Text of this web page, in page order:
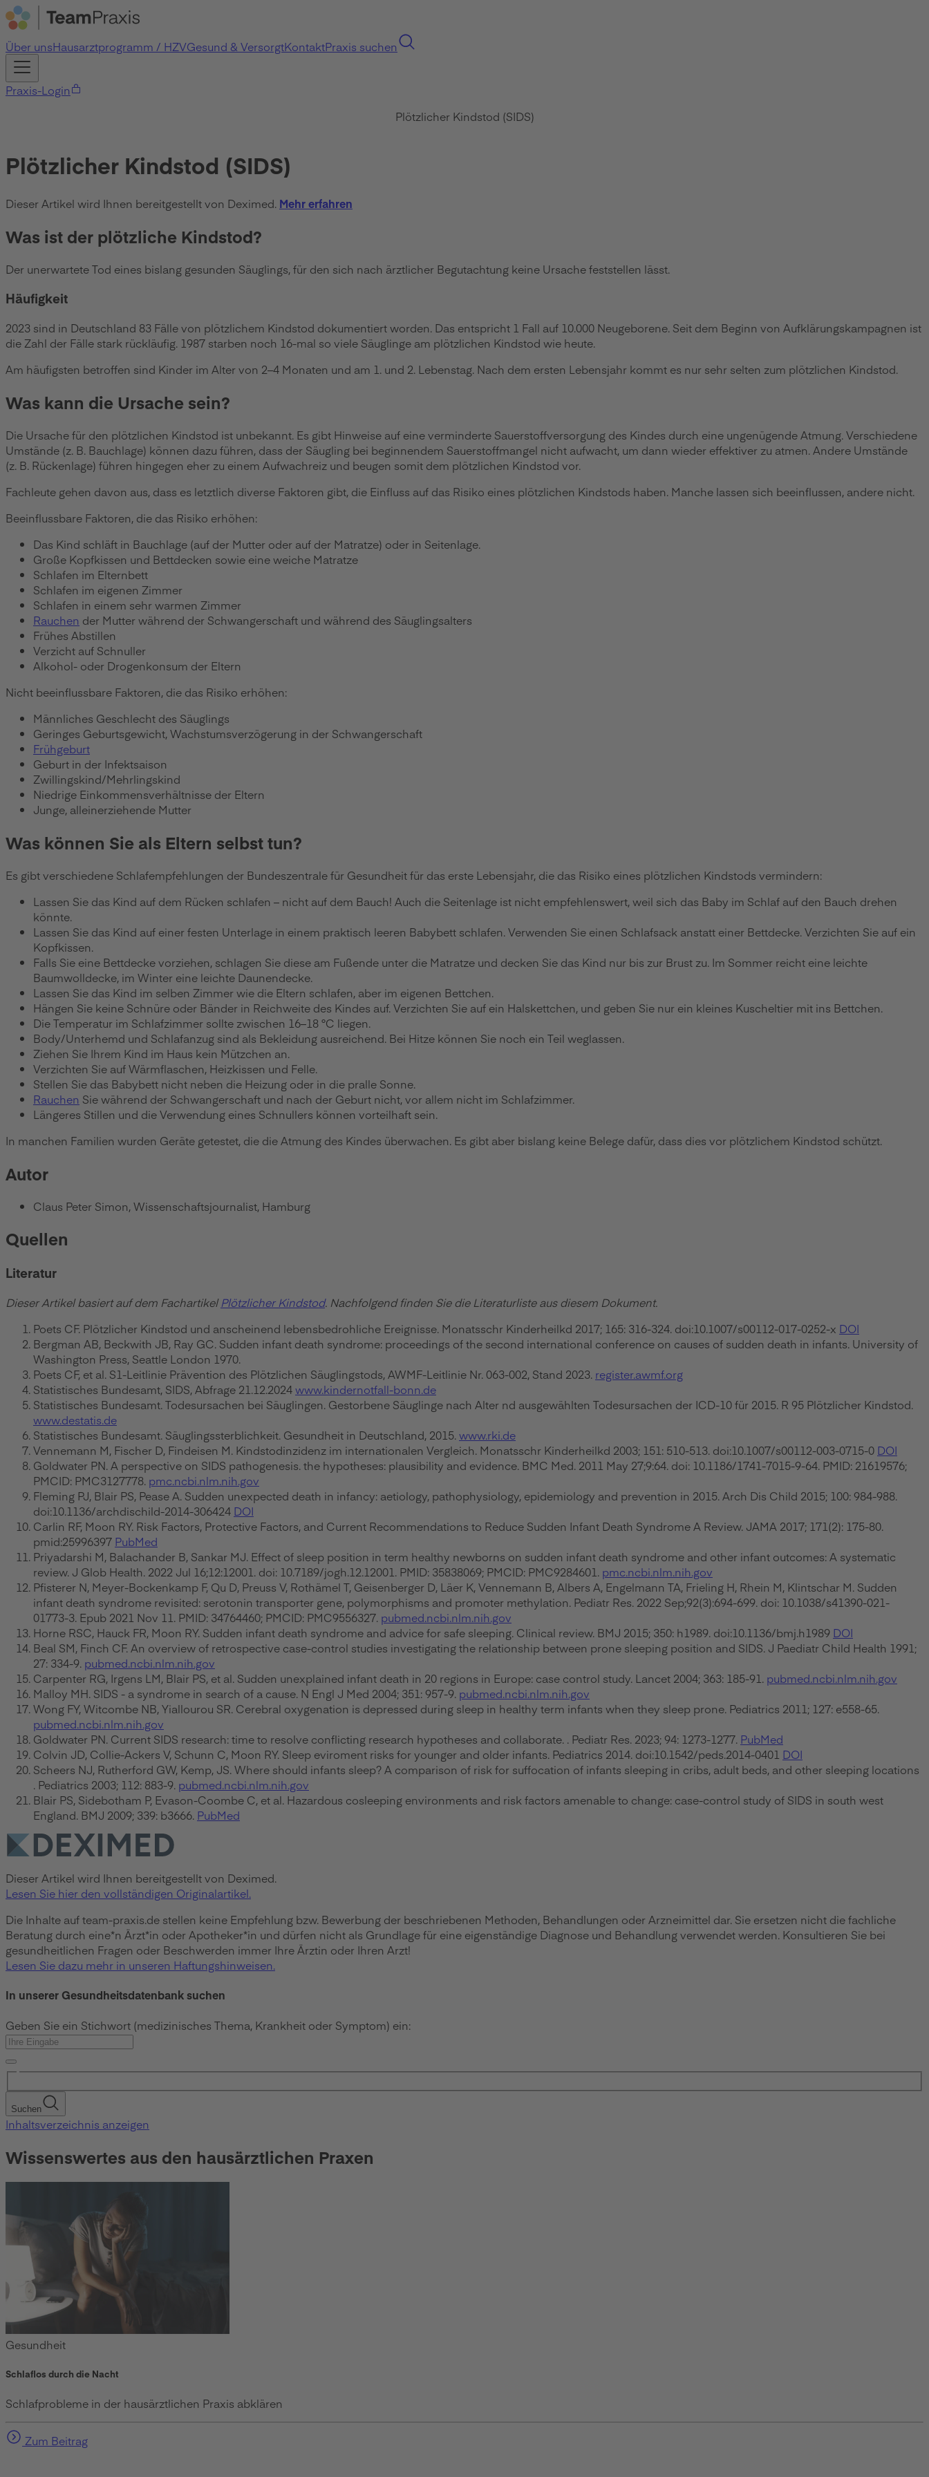
Über unsHausarztprogramm / HZVGesund & VersorgtKontaktPraxis suchen
Praxis-Login
Plötzlicher Kindstod (SIDS)
Plötzlicher Kindstod (SIDS)
Dieser Artikel wird Ihnen bereitgestellt von Deximed. Mehr erfahren
Was ist der plötzliche Kindstod?
Der unerwartete Tod eines bislang gesunden Säuglings, für den sich nach ärztlicher Begutachtung keine Ursache feststellen lässt.
Häufigkeit
2023 sind in Deutschland 83 Fälle von plötzlichem Kindstod dokumentiert worden. Das entspricht 1 Fall auf 10.000 Neugeborene. Seit dem Beginn von Aufklärungskampagnen ist
die Zahl der Fälle stark rückläufig. 1987 starben noch 16-mal so viele Säuglinge am plötzlichen Kindstod wie heute.
Am häufigsten betroffen sind Kinder im Alter von 2–4 Monaten und am 1. und 2. Lebenstag. Nach dem ersten Lebensjahr kommt es nur sehr selten zum plötzlichen Kindstod.
Was kann die Ursache sein?
Die Ursache für den plötzlichen Kindstod ist unbekannt. Es gibt Hinweise auf eine verminderte Sauerstoffversorgung des Kindes durch eine ungenügende Atmung. Verschiedene
Umstände (z. B. Bauchlage) können dazu führen, dass der Säugling bei beginnendem Sauerstoffmangel nicht aufwacht, um dann wieder effektiver zu atmen. Andere Umstände
(z. B. Rückenlage) führen hingegen eher zu einem Aufwachreiz und beugen somit dem plötzlichen Kindstod vor.
Fachleute gehen davon aus, dass es letztlich diverse Faktoren gibt, die Einfluss auf das Risiko eines plötzlichen Kindstods haben. Manche lassen sich beeinflussen, andere nicht.
Beeinflussbare Faktoren, die das Risiko erhöhen:
Das Kind schläft in Bauchlage (auf der Mutter oder auf der Matratze) oder in Seitenlage.
Große Kopfkissen und Bettdecken sowie eine weiche Matratze
Schlafen im Elternbett
Schlafen im eigenen Zimmer
Schlafen in einem sehr warmen Zimmer
Rauchen der Mutter während der Schwangerschaft und während des Säuglingsalters
Frühes Abstillen
Verzicht auf Schnuller
Alkohol- oder Drogenkonsum der Eltern
Nicht beeinflussbare Faktoren, die das Risiko erhöhen:
Männliches Geschlecht des Säuglings
Geringes Geburtsgewicht, Wachstumsverzögerung in der Schwangerschaft
Frühgeburt
Geburt in der Infektsaison
Zwillingskind/Mehrlingskind
Niedrige Einkommensverhältnisse der Eltern
Junge, alleinerziehende Mutter
Was können Sie als Eltern selbst tun?
Es gibt verschiedene Schlafempfehlungen der Bundeszentrale für Gesundheit für das erste Lebensjahr, die das Risiko eines plötzlichen Kindstods vermindern:
Lassen Sie das Kind auf dem Rücken schlafen – nicht auf dem Bauch! Auch die Seitenlage ist nicht empfehlenswert, weil sich das Baby im Schlaf auf den Bauch drehen
könnte.
Lassen Sie das Kind auf einer festen Unterlage in einem praktisch leeren Babybett schlafen. Verwenden Sie einen Schlafsack anstatt einer Bettdecke. Verzichten Sie auf ein
Kopfkissen.
Falls Sie eine Bettdecke vorziehen, schlagen Sie diese am Fußende unter die Matratze und decken Sie das Kind nur bis zur Brust zu. Im Sommer reicht eine leichte
Baumwolldecke, im Winter eine leichte Daunendecke.
Lassen Sie das Kind im selben Zimmer wie die Eltern schlafen, aber im eigenen Bettchen.
Hängen Sie keine Schnüre oder Bänder in Reichweite des Kindes auf. Verzichten Sie auf ein Halskettchen, und geben Sie nur ein kleines Kuscheltier mit ins Bettchen.
Die Temperatur im Schlafzimmer sollte zwischen 16–18 °C liegen.
Body/Unterhemd und Schlafanzug sind als Bekleidung ausreichend. Bei Hitze können Sie noch ein Teil weglassen.
Ziehen Sie Ihrem Kind im Haus kein Mützchen an.
Verzichten Sie auf Wärmflaschen, Heizkissen und Felle.
Stellen Sie das Babybett nicht neben die Heizung oder in die pralle Sonne.
Rauchen Sie während der Schwangerschaft und nach der Geburt nicht, vor allem nicht im Schlafzimmer.
Längeres Stillen und die Verwendung eines Schnullers können vorteilhaft sein.
In manchen Familien wurden Geräte getestet, die die Atmung des Kindes überwachen. Es gibt aber bislang keine Belege dafür, dass dies vor plötzlichem Kindstod schützt.
Autor
Claus Peter Simon, Wissenschaftsjournalist, Hamburg
Quellen
Literatur
Dieser Artikel basiert auf dem FachartikelPlötzlicher Kindstod. Nachfolgend finden Sie die Literaturliste aus diesem Dokument.
Poets CF. Plötzlicher Kindstod und anscheinend lebensbedrohliche Ereignisse. Monatsschr Kinderheilkd 2017; 165: 316-324. doi:10.1007/s00112-017-0252-x DOI
Bergman AB, Beckwith JB, Ray GC. Sudden infant death syndrome: proceedings of the second international conference on causes of sudden death in infants. University of
Washington Press, Seattle London 1970.
Poets CF, et al. S1-Leitlinie Prävention des Plötzlichen Säuglingstods, AWMF-Leitlinie Nr. 063-002, Stand 2023. register.awmf.org
Statistisches Bundesamt, SIDS, Abfrage 21.12.2024www.kindernotfall-bonn.de
Statistisches Bundesamt. Todesursachen bei Säuglingen. Gestorbene Säuglinge nach Alter nd ausgewählten Todesursachen der ICD-10 für 2015. R 95 Plötzlicher Kindstod.
www.destatis.de
Statistisches Bundesamt. Säuglingssterblichkeit. Gesundheit in Deutschland, 2015. www.rki.de
Vennemann M, Fischer D, Findeisen M. Kindstodinzidenz im internationalen Vergleich. Monatsschr Kinderheilkd 2003; 151: 510-513. doi:10.1007/s00112-003-0715-0 DOI
Goldwater PN. A perspective on SIDS pathogenesis. the hypotheses: plausibility and evidence. BMC Med. 2011 May 27;9:64. doi: 10.1186/1741-7015-9-64. PMID: 21619576;
PMCID: PMC3127778. pmc.ncbi.nlm.nih.gov
Fleming PJ, Blair PS, Pease A. Sudden unexpected death in infancy: aetiology, pathophysiology, epidemiology and prevention in 2015. Arch Dis Child 2015; 100: 984-988.
doi:10.1136/archdischild-2014-306424 DOI
Carlin RF, Moon RY. Risk Factors, Protective Factors, and Current Recommendations to Reduce Sudden Infant Death Syndrome A Review. JAMA 2017; 171(2): 175-80.
pmid:25996397 PubMed
Priyadarshi M, Balachander B, Sankar MJ. Effect of sleep position in term healthy newborns on sudden infant death syndrome and other infant outcomes: A systematic
review. J Glob Health. 2022 Jul 16;12:12001. doi: 10.7189/jogh.12.12001. PMID: 35838069; PMCID: PMC9284601. pmc.ncbi.nlm.nih.gov
Pfisterer N, Meyer-Bockenkamp F, Qu D, Preuss V, Rothämel T, Geisenberger D, Läer K, Vennemann B, Albers A, Engelmann TA, Frieling H, Rhein M, Klintschar M. Sudden
infant death syndrome revisited: serotonin transporter gene, polymorphisms and promoter methylation. Pediatr Res. 2022 Sep;92(3):694-699. doi: 10.1038/s41390-021-
01773-3. Epub 2021 Nov 11. PMID: 34764460; PMCID: PMC9556327. pubmed.ncbi.nlm.nih.gov
Horne RSC, Hauck FR, Moon RY. Sudden infant death syndrome and advice for safe sleeping. Clinical review. BMJ 2015; 350: h1989. doi:10.1136/bmj.h1989 DOI
Beal SM, Finch CF. An overview of retrospective case-control studies investigating the relationship between prone sleeping position and SIDS. J Paediatr Child Health 1991;
27: 334-9. pubmed.ncbi.nlm.nih.gov
Carpenter RG, Irgens LM, Blair PS, et al. Sudden unexplained infant death in 20 regions in Europe: case control study. Lancet 2004; 363: 185-91. pubmed.ncbi.nlm.nih.gov
Malloy MH. SIDS - a syndrome in search of a cause. N Engl J Med 2004; 351: 957-9. pubmed.ncbi.nlm.nih.gov
Wong FY, Witcombe NB, Yiallourou SR. Cerebral oxygenation is depressed during sleep in healthy term infants when they sleep prone. Pediatrics 2011; 127: e558-65.
pubmed.ncbi.nlm.nih.gov
Goldwater PN. Current SIDS research: time to resolve conflicting research hypotheses and collaborate. . Pediatr Res. 2023; 94: 1273-1277. PubMed
Colvin JD, Collie-Ackers V, Schunn C, Moon RY. Sleep eviroment risks for younger and older infants. Pediatrics 2014. doi:10.1542/peds.2014-0401 DOI
Scheers NJ, Rutherford GW, Kemp, JS. Where should infants sleep? A comparison of risk for suffocation of infants sleeping in cribs, adult beds, and other sleeping locations
. Pediatrics 2003; 112: 883-9. pubmed.ncbi.nlm.nih.gov
Blair PS, Sidebotham P, Evason-Coombe C, et al. Hazardous cosleeping environments and risk factors amenable to change: case-control study of SIDS in south west
England. BMJ 2009; 339: b3666. PubMed
Dieser Artikel wird Ihnen bereitgestellt von Deximed.
Lesen Sie hier den vollständigen Originalartikel.
Die Inhalte auf team-praxis.de stellen keine Empfehlung bzw. Bewerbung der beschriebenen Methoden, Behandlungen oder Arzneimittel dar. Sie ersetzen nicht die fachliche
Beratung durch eine*n Ärzt*in oder Apotheker*in und dürfen nicht als Grundlage für eine eigenständige Diagnose und Behandlung verwendet werden. Konsultieren Sie bei
gesundheitlichen Fragen oder Beschwerden immer Ihre Ärztin oder Ihren Arzt!
Lesen Sie dazu mehr in unseren Haftungshinweisen.
In unserer Gesundheitsdatenbank suchen
Geben Sie ein Stichwort (medizinisches Thema, Krankheit oder Symptom) ein:
Suchen
Inhaltsverzeichnis anzeigen
Wissenswertes aus den hausärztlichen Praxen
Gesundheit
Schlaflos durch die Nacht
Schlafprobleme in der hausärztlichen Praxis abklären
Zum Beitrag